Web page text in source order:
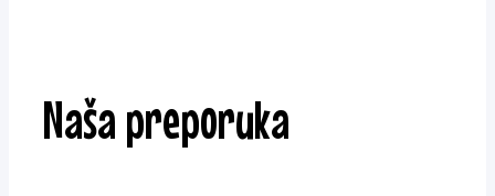
Naša preporuka